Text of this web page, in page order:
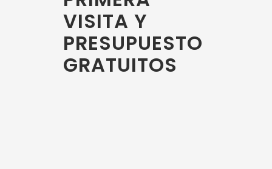
VISITA Y
PRESUPUESTO
GRATUITOS